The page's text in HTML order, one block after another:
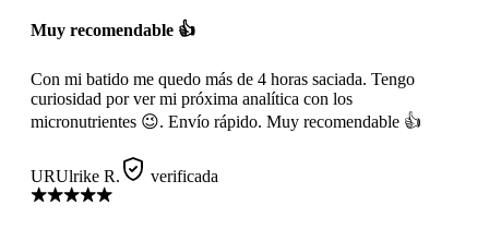
Muy recomendable 👍
Con mi batido me quedo más de 4 horas saciada. Tengo
curiosidad por ver mi próxima analítica con los
micronutrientes 😉. Envío rápido. Muy recomendable 👍
URUlrike R. verificada